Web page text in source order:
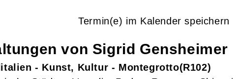
Termin(e) im Kalender speichern
von Sigrid Gensheimer
- Kunst, Kultur - Montegrotto R102